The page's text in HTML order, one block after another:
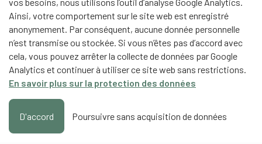
Ainsi, votre comportement sur le site web est enregistré
anonymement. Par conséquent, aucune donnée personnelle
n’est transmise ou stockée. Si vous n’êtes pas d’accord avec
cela, vous pouvez arrêter la collecte de données par Google
Analytics et continuer à utiliser ce site web sans restrictions.
En savoir plus sur la protection des données
D'accord Poursuivre sans acquisition de données
Partenaires de contenus
Haute école fédérale de sport de Macolin HEFSM